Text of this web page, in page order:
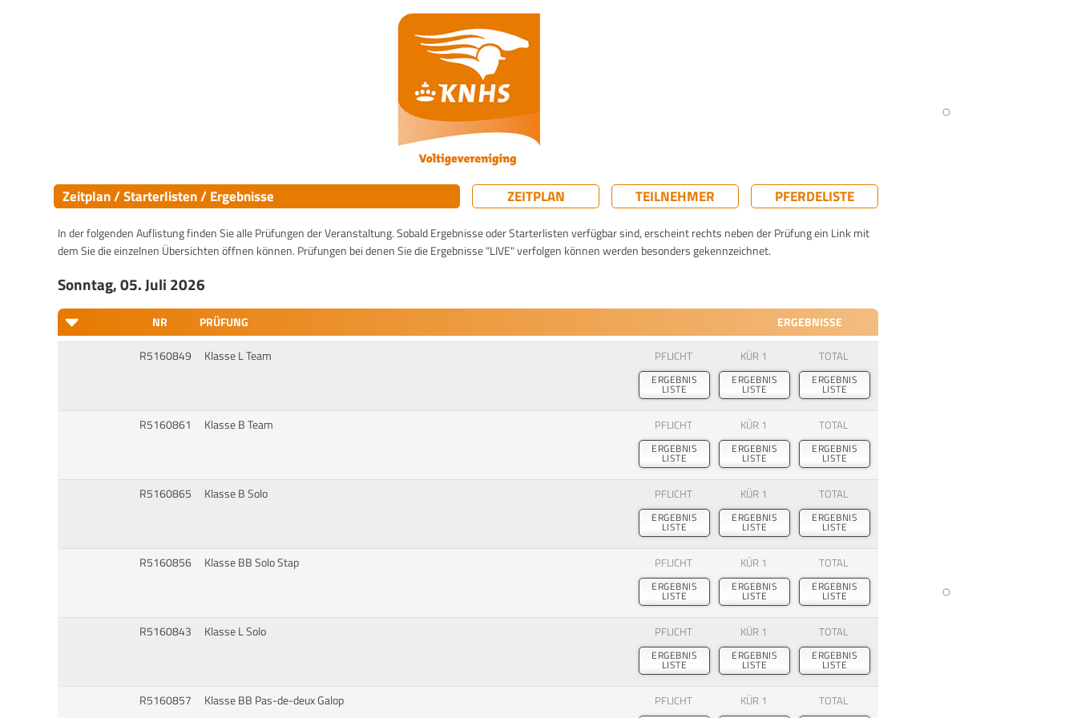
Zeitplan / Starterlisten / Ergebnisse ZEITPLAN TEILNEHMER PFERDELISTE
In der folgenden Auflistung finden Sie alle Prüfungen der Veranstaltung. Sobald Ergebnisse oder Starterlisten verfügbar sind, erscheint rechts neben der Prüfung ein Link mit
dem Sie die einzelnen Übersichten öffnen können. Prüfungen bei denen Sie die Ergebnisse "LIVE" verfolgen können werden besonders gekennzeichnet.
Sonntag, 05. Juli 2026
NR PRÜFUNG
ERGEBNISSE
R5160849
Klasse L Team PFLICHT KÜR 1 TOTAL
ERGEBNIS
LISTE
ERGEBNIS
LISTE
ERGEBNIS
LISTE
R5160861 Klasse B Team PFLICHT KÜR 1 TOTAL
ERGEBNIS
LISTE
ERGEBNIS
LISTE
ERGEBNIS
LISTE
R5160865 Klasse B Solo PFLICHT KÜR 1 TOTAL
ERGEBNIS
LISTE
ERGEBNIS
LISTE
ERGEBNIS
LISTE
R5160856 Klasse BB Solo Stap PFLICHT KÜR 1 TOTAL
ERGEBNIS
LISTE
ERGEBNIS
LISTE
ERGEBNIS
LISTE
R5160843 Klasse L Solo PFLICHT KÜR 1 TOTAL
ERGEBNIS
LISTE
ERGEBNIS
LISTE
ERGEBNIS
LISTE
R5160857 Klasse BB Pas-de-deux Galop PFLICHT KÜR 1 TOTAL